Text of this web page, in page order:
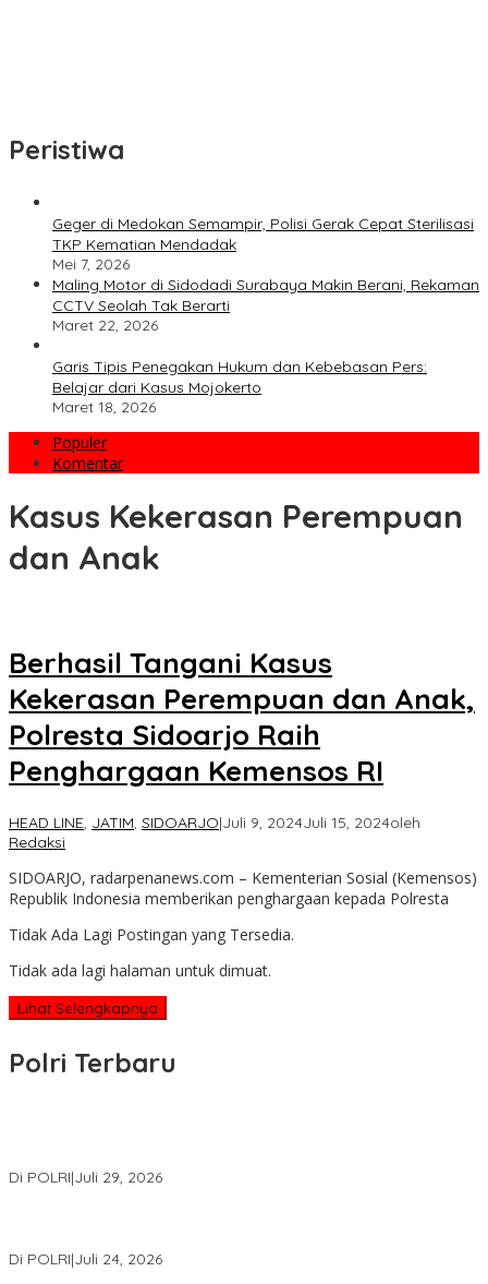
Peristiwa
Geger di Medokan Semampir, Polisi Gerak Cepat Sterilisasi
TKP Kematian Mendadak
Mei 7, 2026
Maling Motor di Sidodadi Surabaya Makin Berani, Rekaman
CCTV Seolah Tak Berarti
Maret 22, 2026
Garis Tipis Penegakan Hukum dan Kebebasan Pers:
Belajar dari Kasus Mojokerto
Maret 18, 2026
Populer
Komentar
Kasus Kekerasan Perempuan
dan Anak
Berhasil Tangani Kasus
Kekerasan Perempuan dan Anak,
Polresta Sidoarjo Raih
Penghargaan Kemensos RI
HEAD LINE, JATIM, SIDOARJO|Juli 9, 2024Juli 15, 2024oleh
Redaksi
SIDOARJO, radarpenanews.com – Kementerian Sosial (Kemensos)
Republik Indonesia memberikan penghargaan kepada Polresta
Tidak Ada Lagi Postingan yang Tersedia.
Tidak ada lagi halaman untuk dimuat.
Lihat Selengkapnya
Polri Terbaru
Di POLRI|Juli 29, 2026
Di POLRI|Juli 24, 2026